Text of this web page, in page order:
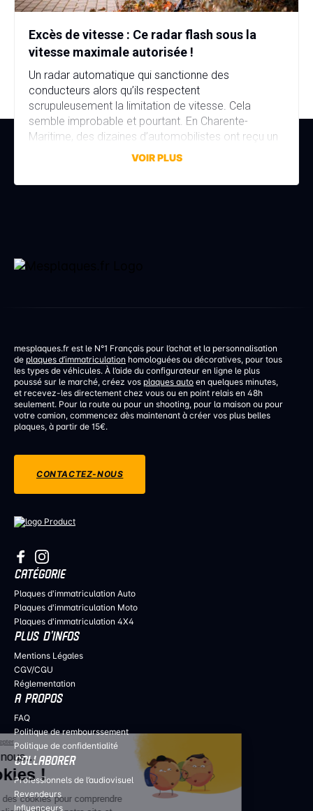
Continuer sans accepter
Salut c'est nous...
les Cookies !
Nous utilisons des cookies pour comprendre
Excès de vitesse : Ce radar flash sous la
vitesse maximale autorisée !
Un radar automatique qui sanctionne des
conducteurs alors qu’ils respectent
scrupuleusement la limitation de vitesse. Cela
semble improbable et pourtant. En Charente-
Maritime, des dizaines d’automobilistes ont reçu un
avis de contravention alors qu’ils n’avaient commis
discrète mais aux conséquences bien réelles. Une
VOIR PLUS
mesplaques.fr est le N°1 Français pour l’achat et la personnalisation
de plaques d’immatriculation homologuées ou décoratives, pour tous
les types de véhicules. À l’aide du configurateur en ligne le plus
poussé sur le marché, créez vos plaques auto en quelques minutes,
et recevez-les directement chez vous ou en point relais en 48h
seulement. Pour la route ou pour un shooting, pour la maison ou pour
votre camion, commencez dès maintenant à créer vos plus belles
plaques, à partir de 15€.
CONTACTEZ-NOUS
CATÉGORIE
Plaques d'immatriculation Auto
Plaques d'immatriculation Moto
Plaques d'immatriculation 4X4
PLUS D’INFOS
Mentions Légales
CGV/CGU
Réglementation
A PROPOS
FAQ
Politique de rembourssement
Politique de confidentialité
COLLABORER
Professionnels de l’audiovisuel
Revendeurs
Influenceurs